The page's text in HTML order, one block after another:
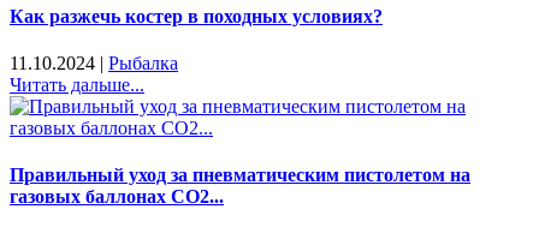
Как разжечь костер в походных условиях?
11.10.2024 | Рыбалка
Читать дальше...
Правильный уход за пневматическим пистолетом на
газовых баллонах CO2...